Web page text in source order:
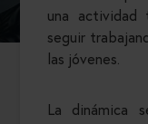
una actividad
seguir
las jóvenes.
La dinámica